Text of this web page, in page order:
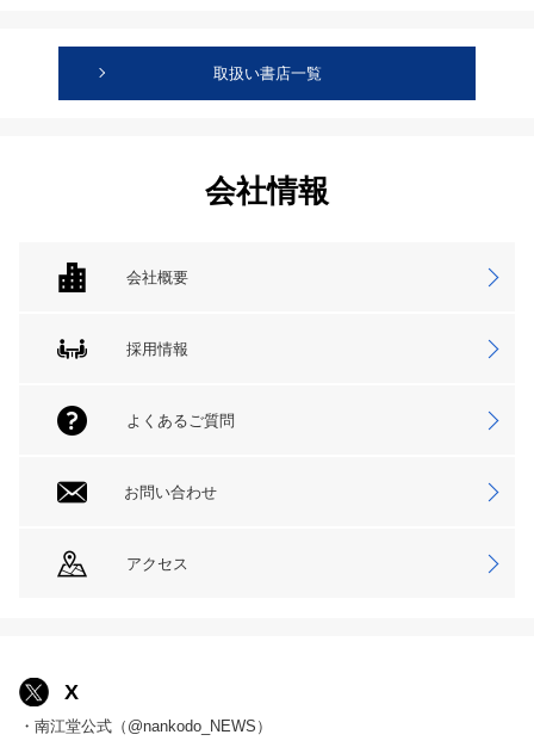
取扱い書店一覧
会社情報
会社概要
採用情報
よくあるご質問
お問い合わせ
アクセス
X
・南江堂公式（@nankodo_NEWS）